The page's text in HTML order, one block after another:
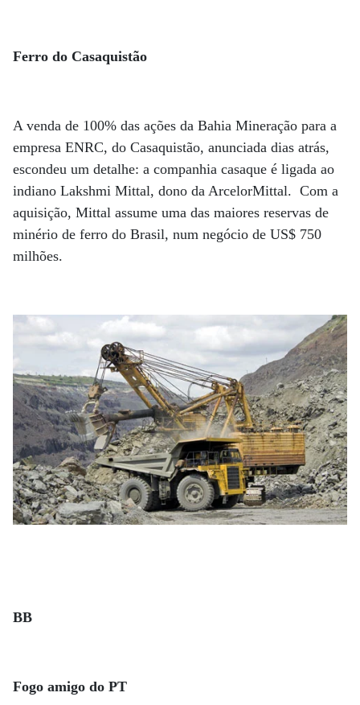
Ferro do Casaquistão
A venda de 100% das ações da Bahia Mineração para a
empresa ENRC, do Casaquistão, anunciada dias atrás,
escondeu um detalhe: a companhia casaque é ligada ao
indiano Lakshmi Mittal, dono da ArcelorMittal. Com a
aquisição, Mittal assume uma das maiores reservas de
minério de ferro do Brasil, num negócio de US$ 750
milhões.
BB
Fogo amigo do PT